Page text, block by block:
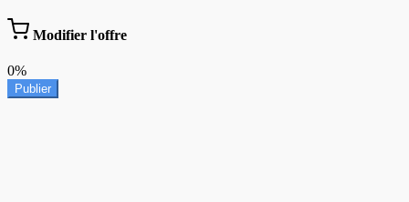
Modifier l'offre
0%
Publier